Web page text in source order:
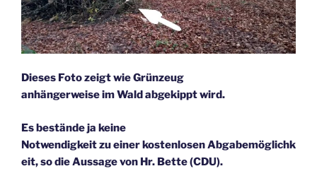
Dieses Foto zeigt wie Grünzeug
anhängerweise im Wald abgekippt wird.
Es bestände ja keine
Notwendigkeit zu einer kostenlosen Abgabemöglichk
eit, so die Aussage von Hr. Bette (CDU).